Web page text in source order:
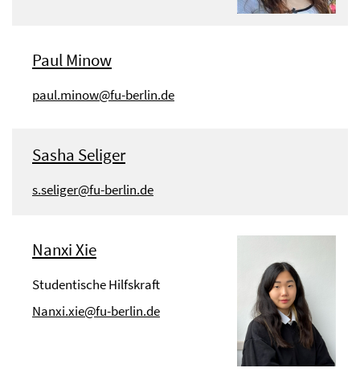
Paul Minow
paul.minow@fu-berlin.de
Sasha Seliger
s.seliger@fu-berlin.de
Nanxi Xie
Studentische Hilfskraft
Nanxi.xie@fu-berlin.de